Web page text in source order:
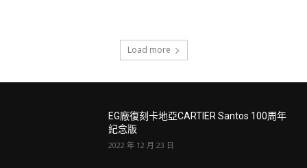
Load more
EG廠復刻卡地亞CARTIER Santos 100周年
紀念版
2022 年 12 月 23 日